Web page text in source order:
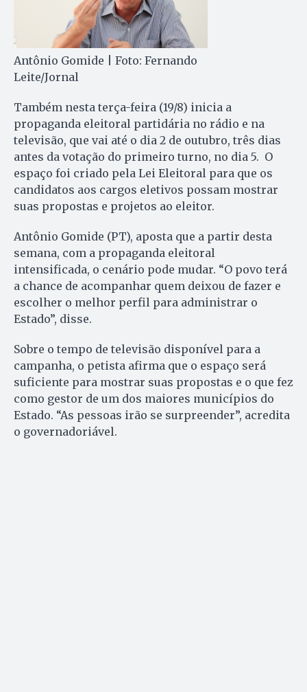
Antônio Gomide | Foto: Fernando
Leite/Jornal
Também nesta terça-feira (19/8) inicia a
propaganda eleitoral partidária no rádio e na
televisão, que vai até o dia 2 de outubro, três dias
antes da votação do primeiro turno, no dia 5. O
espaço foi criado pela Lei Eleitoral para que os
candidatos aos cargos eletivos possam mostrar
suas propostas e projetos ao eleitor.
Antônio Gomide (PT), aposta que a partir desta
semana, com a propaganda eleitoral
intensificada, o cenário pode mudar. “O povo terá
a chance de acompanhar quem deixou de fazer e
escolher o melhor perfil para administrar o
Estado”, disse.
Sobre o tempo de televisão disponível para a
campanha, o petista afirma que o espaço será
suficiente para mostrar suas propostas e o que fez
como gestor de um dos maiores municípios do
Estado. “As pessoas irão se surpreender”, acredita
o governadoriável.